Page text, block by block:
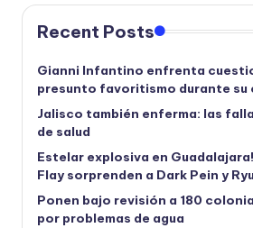
Recent Posts
Gianni Infantino enfrenta
presunto favoritismo durante su
Jalisco también enferma: las
de salud
Estelar explosiva en
Flay sorprenden a Dark Pein y Ryu
Ponen bajo revisión a 180
por problemas de agua